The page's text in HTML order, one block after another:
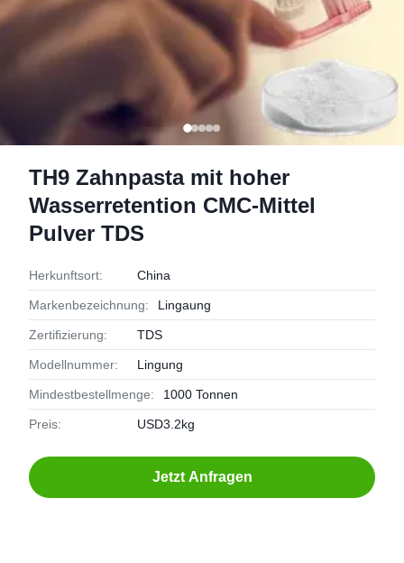
TH9 Zahnpasta mit hoher
Wasserretention CMC-Mittel
Pulver TDS
Herkunftsort: China
Markenbezeichnung: Lingaung
Zertifizierung: TDS
Modellnummer: Lingung
Mindestbestellmenge: 1000 Tonnen
Preis: USD3.2kg
Jetzt Anfragen